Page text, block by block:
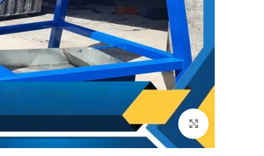
آسیاب یکی از مهم ترین دستگاه ها در خط بازیافت پت
وظیفه آسیاب خورد کردن بطری پت میباشد.
برای بزرگنمایی کلیک کنید